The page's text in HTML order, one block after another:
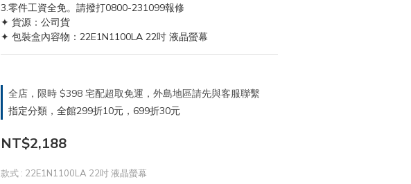
3.零件工資全免。請撥打0800-231099報修
✦ 貨源：公司貨
✦ 包裝盒內容物：22E1N1100LA 22吋 液晶螢幕
全店，限時 $398 宅配超取免運，外島地區請先與客服聯繫
指定分類，全館299折10元，699折30元
NT$2,188
款式 : 22E1N1100LA 22吋 液晶螢幕